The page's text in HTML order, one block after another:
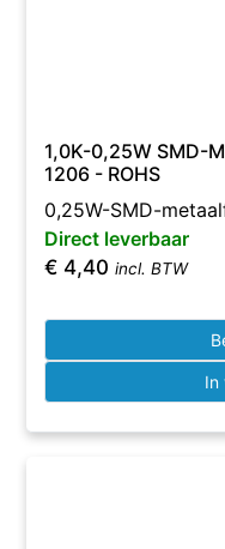
1,0K-0,25W SMD-
1206 - ROHS
0,25W-SMD-
Direct leverbaar
€ 4,40 incl. BTW
In